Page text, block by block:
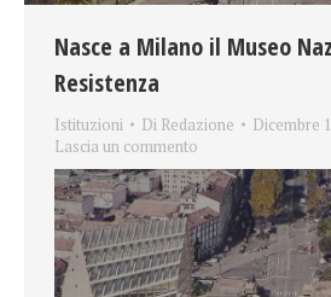
Nasce a Milano il Museo
Resistenza
Istituzioni Di Redazione
Dicembre
Lascia un commento